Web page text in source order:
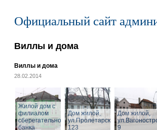
Официальный сайт
Виллы и дома
Виллы и дома
28.02.2014
Жилой дом с
филиалом
сберегательного
банка
Дом жилой,
ул.Пролетарская,
123
Дом жилой,
9